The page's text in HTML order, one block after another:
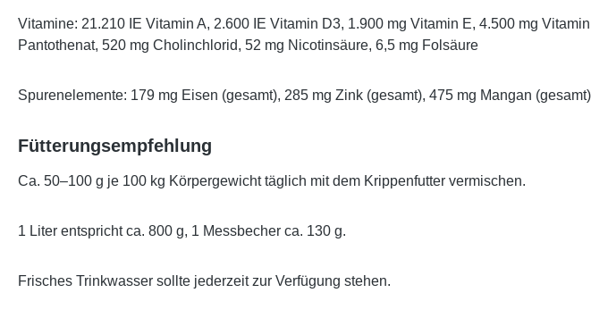
Vitamine: 21.210 IE Vitamin A, 2.600 IE Vitamin D3, 1.900 mg Vitamin E, 4.500 mg
Pantothenat, 520 mg Cholinchlorid, 52 mg Nicotinsäure, 6,5 mg Folsäure
Spurenelemente: 179 mg Eisen (gesamt), 285 mg Zink (gesamt), 475 mg Mangan
Fütterungsempfehlung
Ca. 50–100 g je 100 kg Körpergewicht täglich mit dem Krippenfutter vermischen.
1 Liter entspricht ca. 800 g, 1 Messbecher ca. 130 g.
Frisches Trinkwasser sollte jederzeit zur Verfügung stehen.